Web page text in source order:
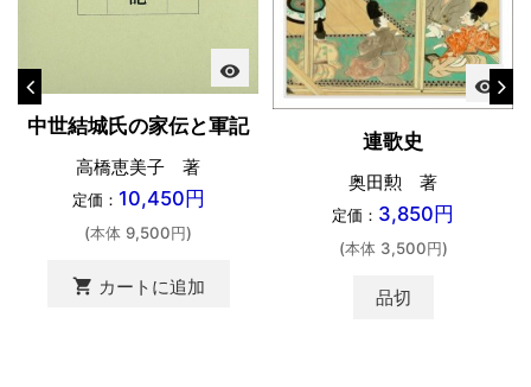
visibility
中世結城氏の家伝と軍記
高橋恵美子 著
定価： 10,450円
(本体 9,500円)
shopping_cart カートに追加
visibility
連歌史
奥田勲 著
定価： 3,850円
(本体 3,500円)
品切